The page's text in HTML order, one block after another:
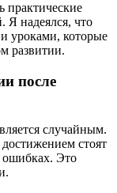
практические
Я надеялся, что
уроками, которые
развитии.
после
случайным.
стоят
ошибках. Это